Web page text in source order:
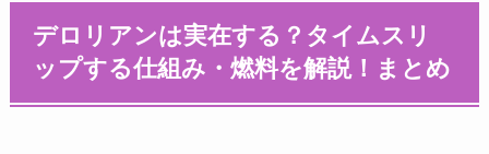
デロリアンは実在する？タイムスリ
ップする仕組み・燃料を解説！まとめ